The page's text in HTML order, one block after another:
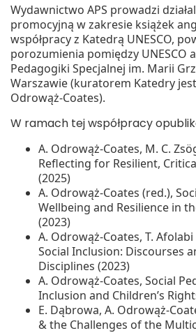
Wydawnictwo APS prowadzi
promocyjną w zakresie książek
współpracy z Katedrą UNESCO,
porozumienia pomiędzy UNESCO
Pedagogiki Specjalnej im. Marii
Warszawie (kuratorem Katedry
Odrowąż‑Coates).
W ramach tej współpracy
A. Odrowąż‑Coates, M. C.
Reflecting for Resilient,
(2025)
A. Odrowąż‑Coates (red.),
Wellbeing and Resilience in
(2023)
A. Odrowąż‑Coates, T.
Social Inclusion: Discourses
Disciplines (2023)
A. Odrowąż‑Coates, Social
Inclusion and Children’s
E. Dąbrowa, A.
& the Challenges of the